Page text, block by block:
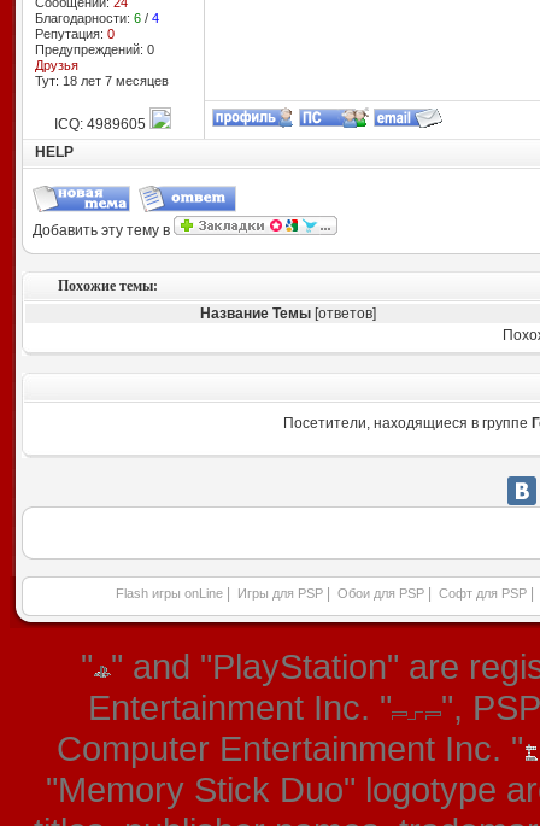
Благодарности: 6/ 4
Репутация: 0
Предупреждений: 0
Друзья
Тут: 18 лет 7 месяцев
ICQ: 4989605
HELP
Добавить эту тему в
Похожие темы:
Название Темы[ответов]
Посетители, находящиеся в группе
Flash игры onLine Игры для PSP Обои для PSP Софт для PSP
" " and "PlayStation" are
Entertainment Inc. "
",
Computer Entertainment Inc. "
"Memory Stick Duo" logotype